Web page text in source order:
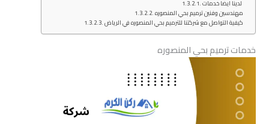
مهندسين وفنين ترميم بحي المنصوره
كيفية التواصل مع شركتنا للترميم بحي المنصوره في الرياض
خدمات ترميم بحي المنصوره